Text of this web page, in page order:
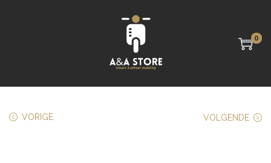
0
VORIGE VOLGENDE